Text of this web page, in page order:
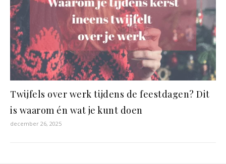
Twijfels over werk tijdens de feestdagen? Dit
is waarom én wat je kunt doen
december 26, 2025